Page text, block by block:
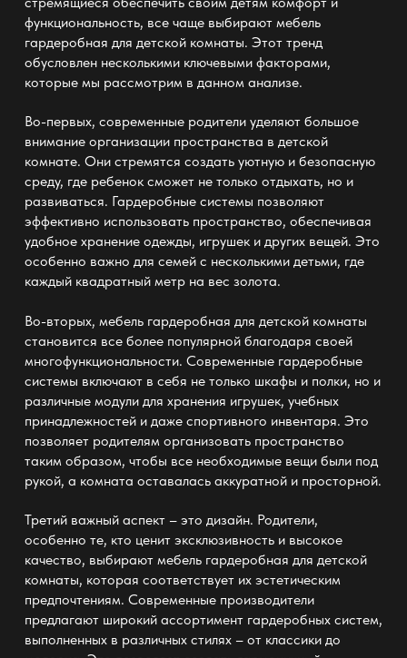
функциональность, все чаще выбирают мебель
гардеробная для детской комнаты. Этот тренд
обусловлен несколькими ключевыми факторами,
которые мы рассмотрим в данном анализе.
Во-первых, современные родители уделяют большое
внимание организации пространства в детской
комнате. Они стремятся создать уютную и безопасную
среду, где ребенок сможет не только отдыхать, но и
развиваться. Гардеробные системы позволяют
эффективно использовать пространство, обеспечивая
удобное хранение одежды, игрушек и других вещей. Это
особенно важно для семей с несколькими детьми, где
каждый квадратный метр на вес золота.
Во-вторых, мебель гардеробная для детской комнаты
становится все более популярной благодаря своей
многофункциональности. Современные гардеробные
системы включают в себя не только шкафы и полки, но и
различные модули для хранения игрушек, учебных
принадлежностей и даже спортивного инвентаря. Это
позволяет родителям организовать пространство
таким образом, чтобы все необходимые вещи были под
рукой, а комната оставалась аккуратной и просторной.
Третий важный аспект – это дизайн. Родители,
особенно те, кто ценит эксклюзивность и высокое
качество, выбирают мебель гардеробная для детской
комнаты, которая соответствует их эстетическим
предпочтениям. Современные производители
предлагают широкий ассортимент гардеробных систем,
выполненных в различных стилях – от классики до